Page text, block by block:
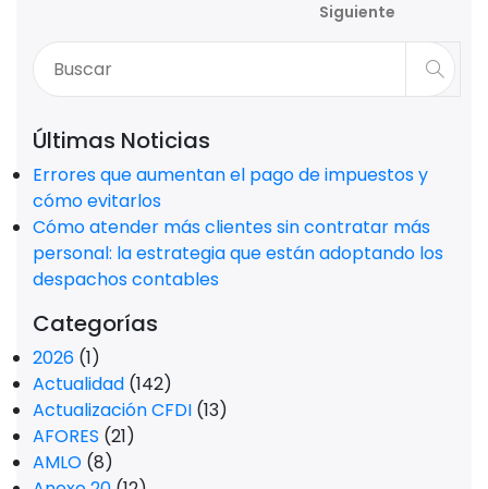
Siguiente
Últimas Noticias
Errores que aumentan el pago de impuestos y
cómo evitarlos
Cómo atender más clientes sin contratar más
personal: la estrategia que están adoptando los
despachos contables
Categorías
2026 (1)
Actualidad (142)
Actualización CFDI (13)
AFORES (21)
AMLO (8)